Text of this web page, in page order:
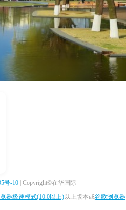
号-10| Copyright©在华国际
器极速模式(10.0以上)以上版本或谷歌浏览器